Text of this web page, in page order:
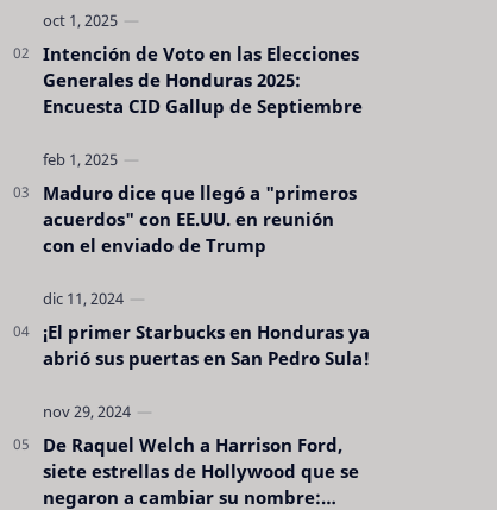
Intención de Voto en las Elecciones
Generales de Honduras 2025:
Encuesta CID Gallup de Septiembre
Maduro dice que llegó a "primeros
acuerdos" con EE.UU. en reunión
con el enviado de Trump
¡El primer Starbucks en Honduras ya
abrió sus puertas en San Pedro Sula!
De Raquel Welch a Harrison Ford,
siete estrellas de Hollywood que se
negaron a cambiar su nombre: